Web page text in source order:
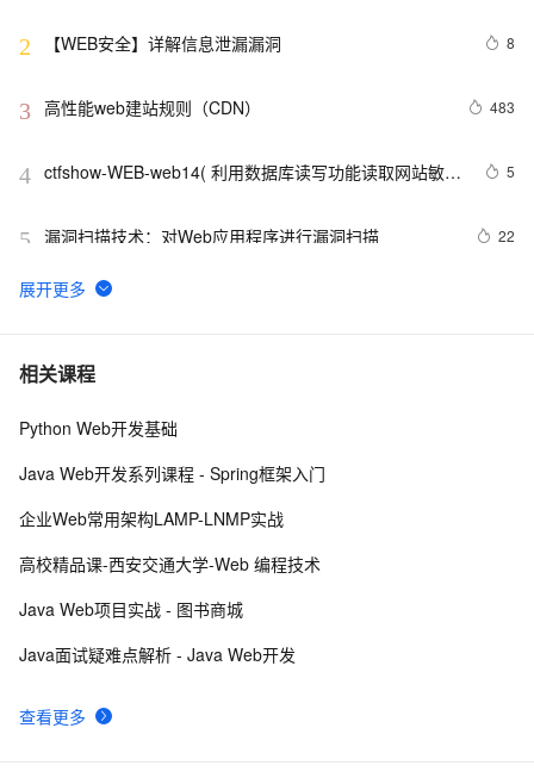
2 【WEB安全】详解信息泄漏漏洞 8
3 高性能web建站规则（CDN） 483
4 ctfshow-WEB-web14( 利用数据库读写功能读取网站敏感
5
5 漏洞扫描技术：对Web应用程序进行漏洞扫描 22
6
7 Python：使用PyJWT实现JSON Web Tokens加密解密
8 RDIFramework.NET开发实例━表约束条件权限的使
10【常见Web应用安全问题】---3、Code Execution
相关课程
查看更多
Python Web开发基础
Java Web开发系列课程 - Spring框架入门
企业Web常用架构LAMP-LNMP实战
高校精品课-西安交通大学-Web 编程技术
Java Web项目实战 - 图书商城
Java面试疑难点解析 - Java Web开发